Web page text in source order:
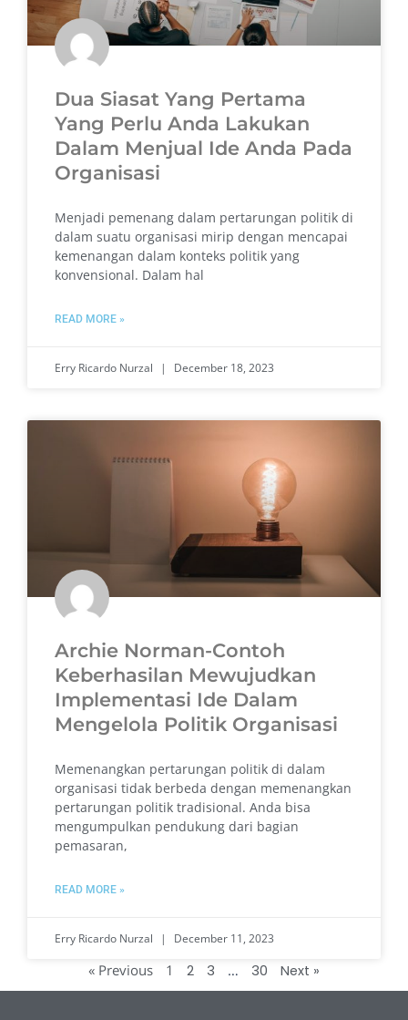
Dua Siasat Yang Pertama
Yang Perlu Anda Lakukan
Dalam Menjual Ide Anda Pada
Organisasi
Menjadi pemenang dalam pertarungan politik di
dalam suatu organisasi mirip dengan mencapai
kemenangan dalam konteks politik yang
konvensional. Dalam hal
READ MORE »
Erry Ricardo Nurzal December 18, 2023
Archie Norman-Contoh
Keberhasilan Mewujudkan
Implementasi Ide Dalam
Mengelola Politik Organisasi
Memenangkan pertarungan politik di dalam
organisasi tidak berbeda dengan memenangkan
pertarungan politik tradisional. Anda bisa
mengumpulkan pendukung dari bagian
pemasaran,
READ MORE »
Erry Ricardo Nurzal December 11, 2023
« Previous 1 2 3 … 30 Next »